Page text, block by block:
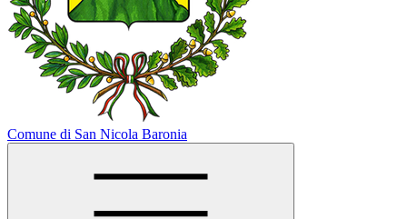
Comune di San Nicola Baronia